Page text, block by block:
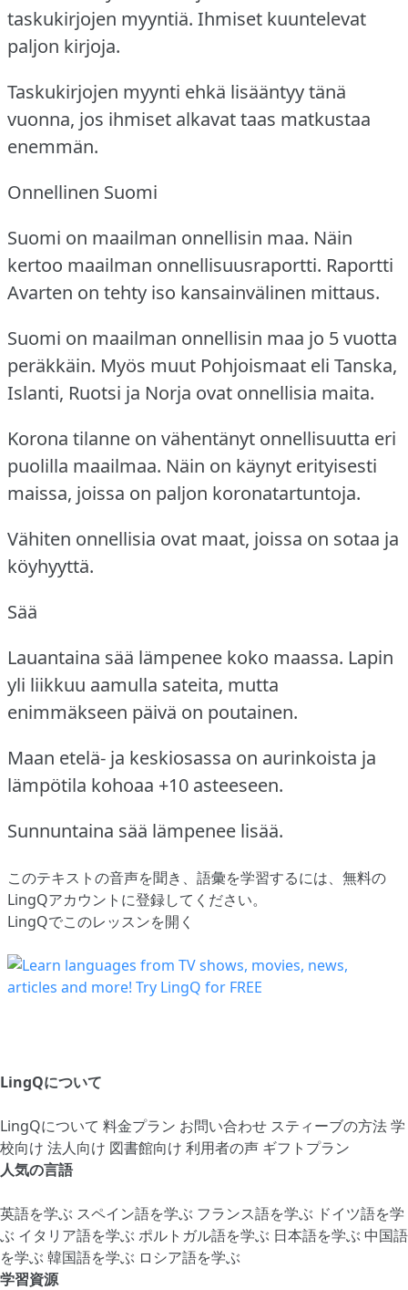
taskukirjojen myyntiä. Ihmiset kuuntelevat
paljon kirjoja.
Taskukirjojen myynti ehkä lisääntyy tänä
vuonna, jos ihmiset alkavat taas matkustaa
enemmän.
Onnellinen Suomi
Suomi on maailman onnellisin maa. Näin
kertoo maailman onnellisuusraportti. Raportti
Avarten on tehty iso kansainvälinen mittaus.
Suomi on maailman onnellisin maa jo 5 vuotta
peräkkäin. Myös muut Pohjoismaat eli Tanska,
Islanti, Ruotsi ja Norja ovat onnellisia maita.
Korona tilanne on vähentänyt onnellisuutta eri
puolilla maailmaa. Näin on käynyt erityisesti
maissa, joissa on paljon koronatartuntoja.
Vähiten onnellisia ovat maat, joissa on sotaa ja
köyhyyttä.
Sää
Lauantaina sää lämpenee koko maassa. Lapin
yli liikkuu aamulla sateita, mutta
enimmäkseen päivä on poutainen.
Maan etelä- ja keskiosassa on aurinkoista ja
lämpötila kohoaa +10 asteeseen.
Sunnuntaina sää lämpenee lisää.
このテキストの音声を聞き、語彙を学習するには、 無料の
LingQアカウントに登録してください。
LingQでこのレッスンを開く
LingQについて
LingQについて 料金プラン お問い合わせ スティーブの方法学
校向け 法人向け 図書館向け 利用者の声 ギフトプラン
人気の言語
英語を学ぶ スペイン語を学ぶ フランス語を学ぶ ドイツ語を学
ぶ イタリア語を学ぶ ポルトガル語を学ぶ 日本語を学ぶ 中国語
を学ぶ 韓国語を学ぶ ロシア語を学ぶ
学習資源